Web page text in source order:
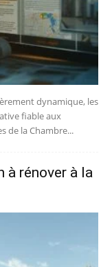
dynamique, les
fiable aux
de la Chambre...
à rénover à la